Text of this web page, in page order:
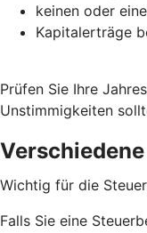
keinen oder
Kapitalerträge
Prüfen Sie Ihre
Unstimmigkeiten
Wichtig für die
Falls Sie eine